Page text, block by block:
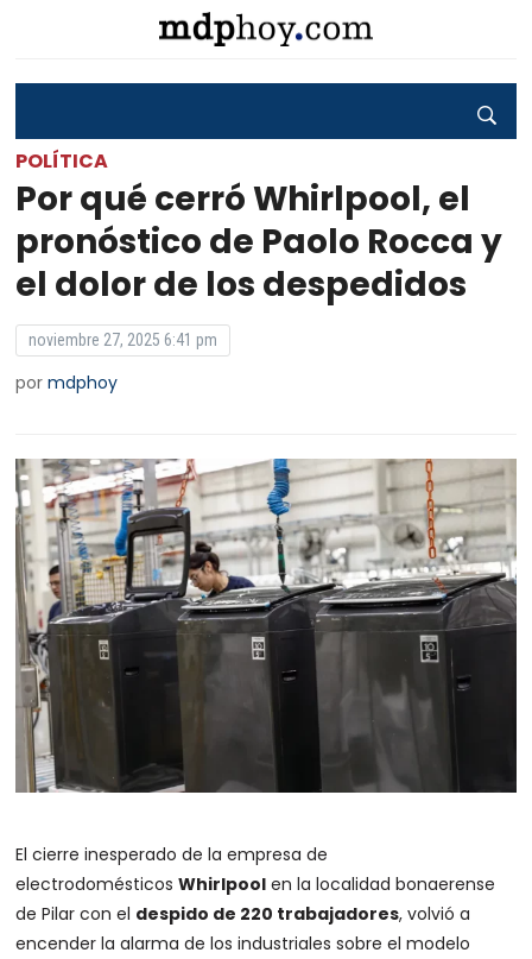
POLÍTICA
Por qué cerró Whirlpool, el
pronóstico de Paolo Rocca y
el dolor de los despedidos
noviembre 27, 2025 6:41 pm
pormdphoy
El cierre inesperado de la empresa de
electrodomésticosWhirlpool en la localidad bonaerense
de Pilar con el despido de 220 trabajadores, volvió a
encender la alarma de los industriales sobre el modelo